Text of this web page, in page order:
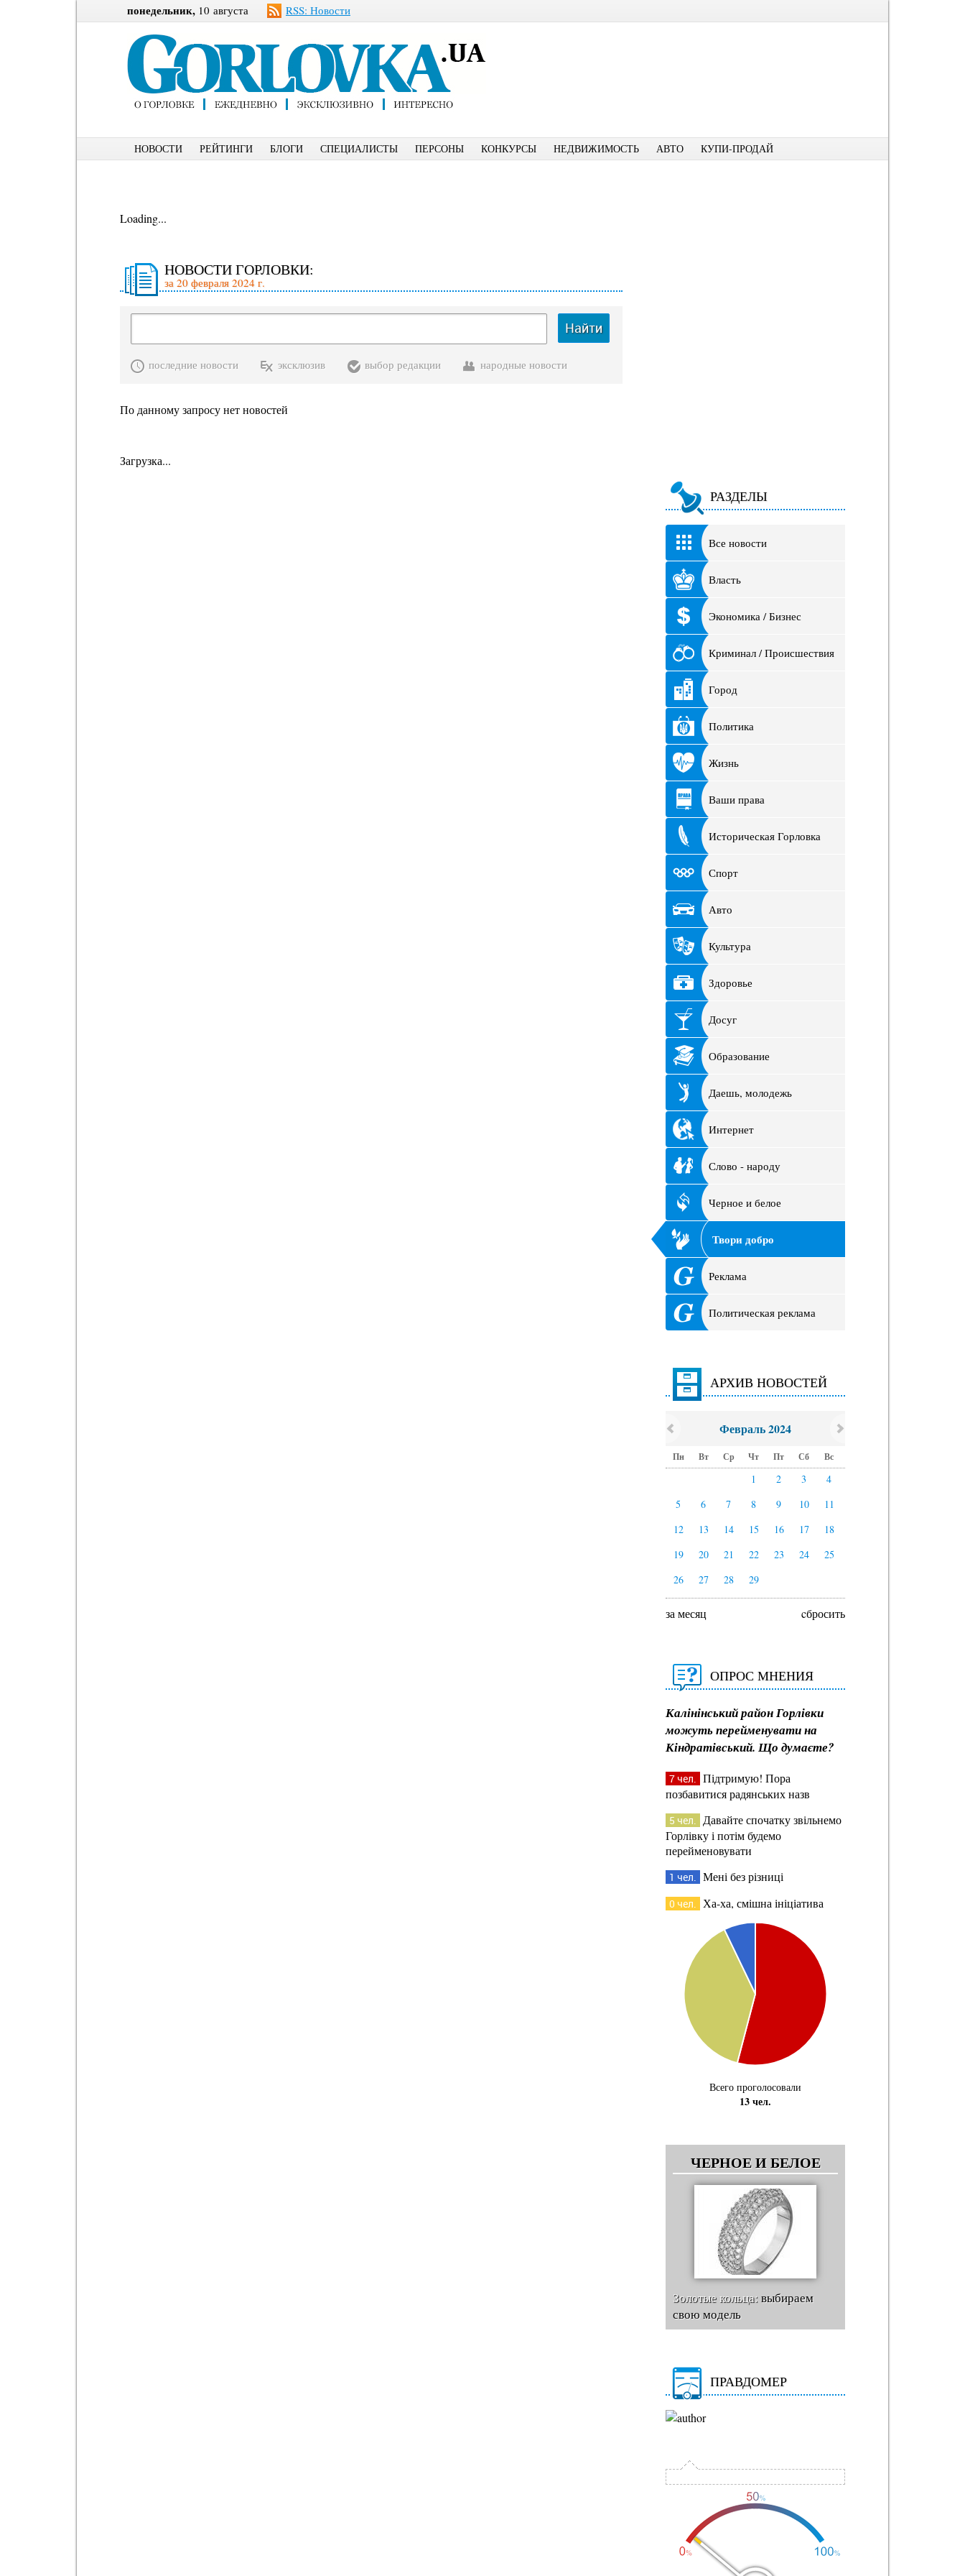
понедельник, 10 августа RSS: Новости
НОВОСТИ РЕЙТИНГИ БЛОГИ СПЕЦИАЛИСТЫ ПЕРСОНЫ КОНКУРСЫ НЕДВИЖИМОСТЬ АВТО КУПИ-ПРОДАЙ
Loading...
НОВОСТИ ГОРЛОВКИ:
за 20 февраля 2024 г.
Найти
последние новости эксклюзив выбор редакции народные новости
По данному запросу нет новостей
Загрузка...
РАЗДЕЛЫ
Все новости
Власть
Экономика / Бизнес
Криминал / Происшествия
Город
Политика
Жизнь
Ваши права
Историческая Горловка
Спорт
Авто
Культура
Здоровье
Досуг
Образование
Даешь, молодежь
Интернет
Слово - народу
Черное и белое
Твори добро
Реклама
Политическая реклама
АРХИВ НОВОСТЕЙ
Февраль 2024
Пн Вт Ср Чт Пт Сб Вс
1 2 3
4
5
6 7 8 9 10
11
12
13 14 15 16 17
18
19
20 21 22 23 24
25
26
27 28 29
за месяц cбросить
ОПРОС МНЕНИЯ
Калінінський район Горлівки
можуть перейменувати на
Кіндратівський. Що думаєте?
7 чел. Підтримую! Пора
позбавитися радянських назв
5 чел. Давайте спочатку звільнемо
Горлівку і потім будемо
перейменовувати
1 чел. Мені без різниці
0 чел. Ха-ха, смішна ініціатива
Всего проголосовали
13 чел.
ЧЕРНОЕ И БЕЛОЕ
Золотые кольца:выбираем
свою модель
ПРАВДОМЕР